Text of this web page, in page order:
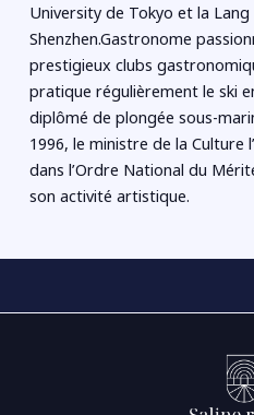
University de Tokyo et la
Shenzhen.Gastronome
prestigieux clubs
pratique régulièrement le ski
diplômé de plongée sous-
1996, le ministre de la Culture
dans l’Ordre National du
son activité artistique.